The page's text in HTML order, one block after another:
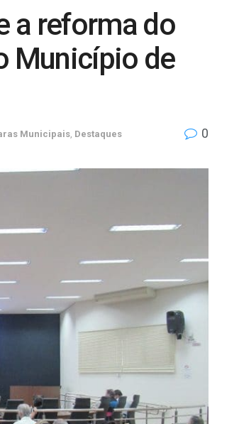
a reforma do
Município de
Municipais Destaques 0